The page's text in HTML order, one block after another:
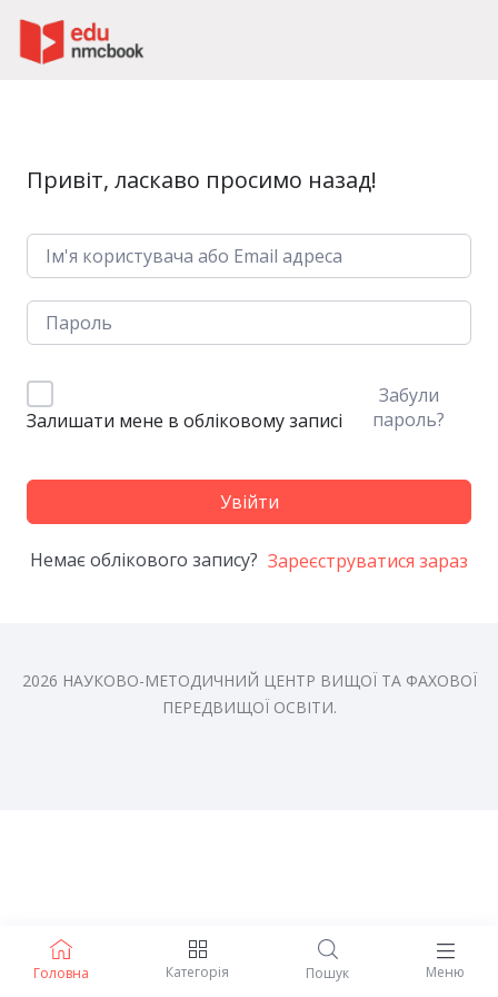
Головна Категорія Пошук Меню
Привіт, ласкаво просимо назад!
Залишати мене в обліковому записі
Забули
пароль?
Увійти
Немає облікового запису? Зареєструватися зараз
2026 НАУКОВО-МЕТОДИЧНИЙ ЦЕНТР ВИЩОЇ ТА ФАХОВОЇ
ПЕРЕДВИЩОЇ ОСВІТИ.